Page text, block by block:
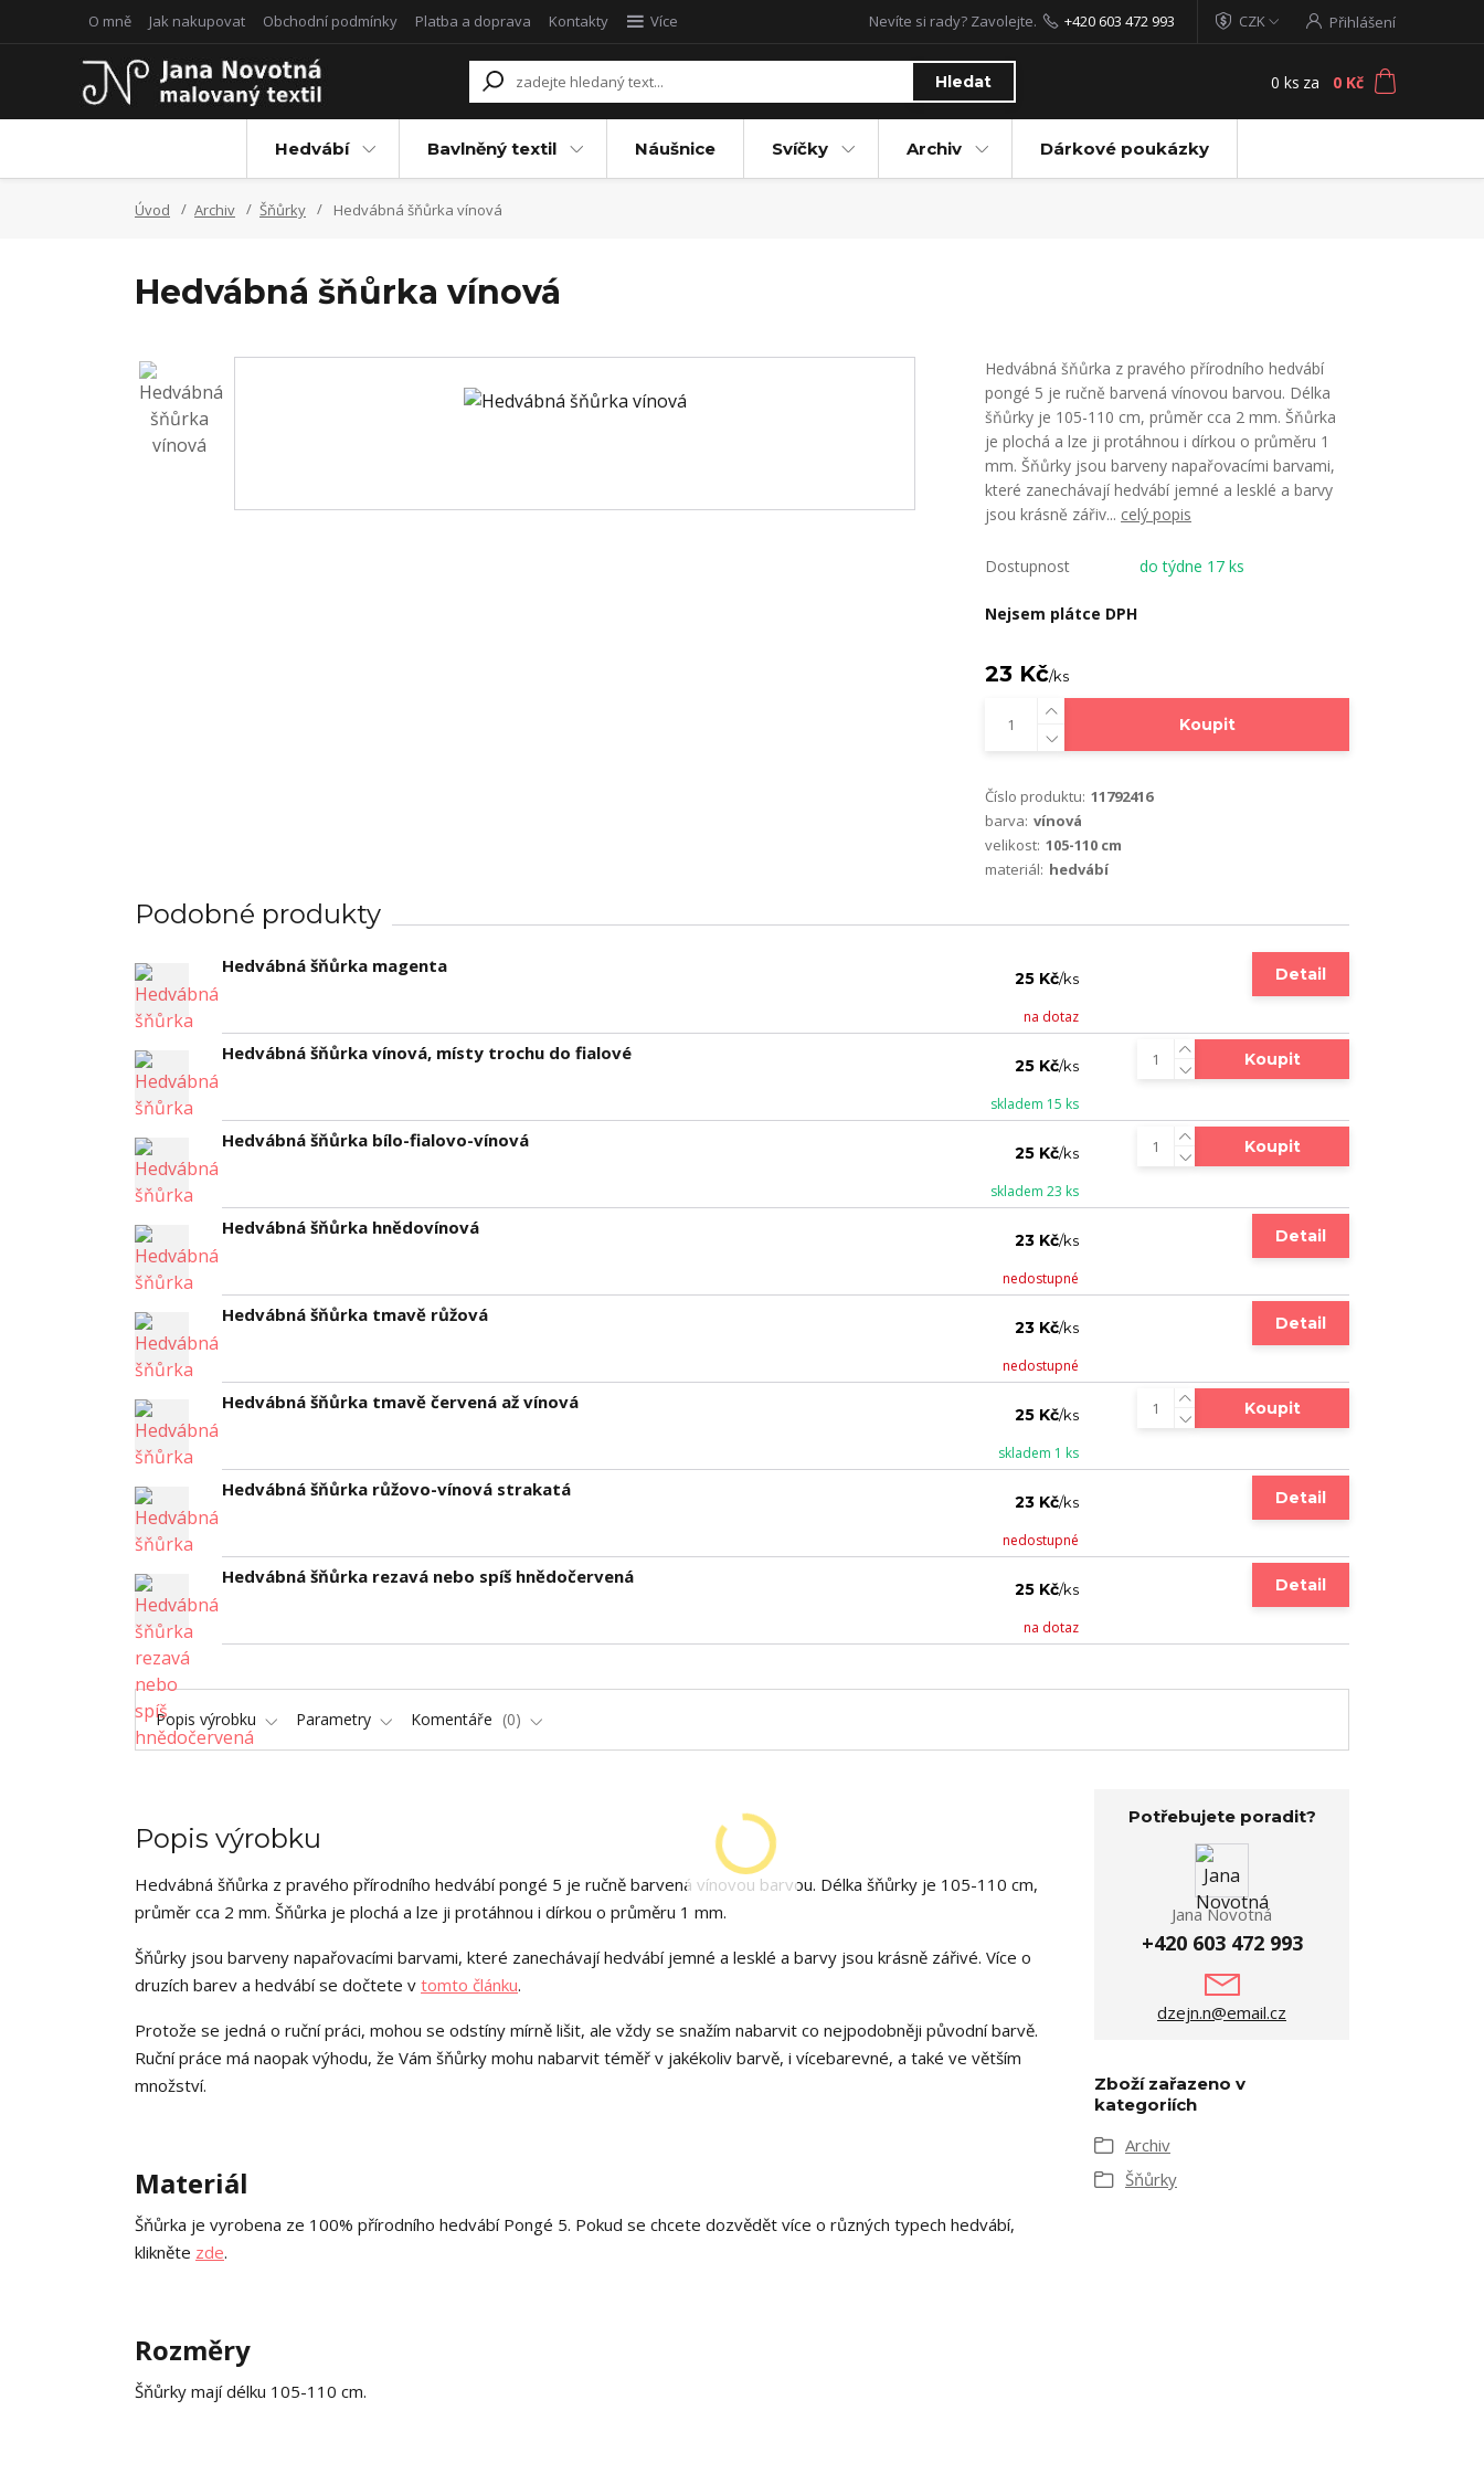
O mně Jak nakupovat Obchodní podmínky Platba a doprava Kontakty Více CZK Přihlášení
Hledat
Nevíte si rady? Zavolejte. +420 603 472 993
0 ks za 0 Kč
Hedvábí Bavlněný textil Náušnice Svíčky Archiv Dárkové poukázky
Úvod Archiv Šňůrky Hedvábná šňůrka vínová
Hedvábná šňůrka vínová
Hedvábná šňůrka z pravého přírodního hedvábí
pongé 5 je ručně barvená vínovou barvou. Délka
šňůrky je 105-110 cm, průměr cca 2 mm. Šňůrka
je plochá a lze ji protáhnou i dírkou o průměru 1
mm. Šňůrky jsou barveny napařovacími barvami,
které zanechávají hedvábí jemné a lesklé a barvy
jsou krásně zářiv... celý popis
Dostupnost do týdne 17 ks
Nejsem plátce DPH
23 Kč/ks
Koupit
Číslo produktu: 11792416
barva: vínová
velikost: 105-110 cm
materiál: hedvábí
Podobné produkty
Hedvábná šňůrka magenta
25 Kč/ks
na dotaz
Detail
Hedvábná šňůrka vínová, místy trochu do fialové
25 Kč/ks
skladem 15 ks
Koupit
Hedvábná šňůrka bílo-fialovo-vínová
25 Kč/ks
skladem 23 ks
Koupit
Hedvábná šňůrka hnědovínová
23 Kč/ks
nedostupné
Detail
Hedvábná šňůrka tmavě růžová
23 Kč/ks
nedostupné
Detail
Hedvábná šňůrka tmavě červená až vínová
25 Kč/ks
skladem 1 ks
Koupit
Hedvábná šňůrka růžovo-vínová strakatá
23 Kč/ks
nedostupné
Detail
Hedvábná šňůrka rezavá nebo spíš hnědočervená
25 Kč/ks
na dotaz
Detail
Popis výrobku Parametry Komentáře 0
Popis výrobku
Hedvábná šňůrka z pravého přírodního hedvábí pongé 5 je ručně barvená vínovou barvou. Délka šňůrky je 105-110 cm,
průměr cca 2 mm. Šňůrka je plochá a lze ji protáhnou i dírkou o průměru 1 mm.
Šňůrky jsou barveny napařovacími barvami, které zanechávají hedvábí jemné a lesklé a barvy jsou krásně zářivé. Více o
druzích barev a hedvábí se dočtete v tomto článku.
Protože se jedná o ruční práci, mohou se odstíny mírně lišit, ale vždy se snažím nabarvit co nejpodobněji původní barvě.
Ruční práce má naopak výhodu, že Vám šňůrky mohu nabarvit téměř v jakékoliv barvě, i vícebarevné, a také ve větším
množství.
Materiál
Šňůrka je vyrobena ze 100% přírodního hedvábí Pongé 5. Pokud se chcete dozvědět více o různých typech hedvábí,
klikněte zde.
Rozměry
Šňůrky mají délku 105-110 cm.
Potřebujete poradit?
Jana Novotná
+420 603 472 993
dzejn.n@email.cz
Zboží zařazeno v
kategoriích
Archiv
Šňůrky